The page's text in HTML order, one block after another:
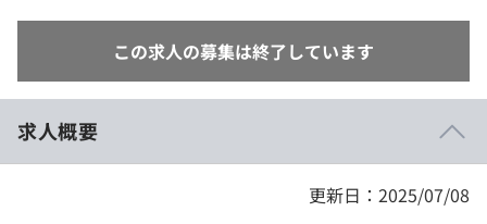
学校向けプラン
この求人の募集は終了しています
求人概要
更新日：2025/07/08